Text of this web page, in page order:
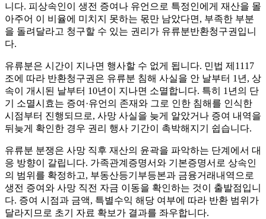
니다. 피상속인이 생전 증여나 유언으로 특정인에게 재산을 몰
아주어 이 비율에 미치지 못하는 몫만 남았다면, 부족한 부분
을 돌려달라고 청구할 수 있는 권리가 유류분반환청구권입니
다.
유류분은 시간이 지나면 행사할 수 없게 됩니다. 민법 제1117
조에 따라 반환청구권은 유류분 침해 사실을 안 날부터 1년, 상
속이 개시된 날부터 10년이 지나면 소멸합니다. 특히 1년의 단
기 소멸시효는 증여·유언의 존재와 그로 인한 침해를 인식한
시점부터 진행되므로, 사망 사실을 늦게 알았거나 증여 내역을
뒤늦게 확인한 경우 권리 행사 기간이 촉박해지기 쉽습니다.
유류분 분쟁은 사망 직후 재산의 윤곽을 파악하는 단계에서 대
응 방향이 갈립니다. 가족관계증명서와 기본증명서로 상속인
의 범위를 확정하고, 부동산등기부등본과 금융거래내역으로
생전 증여와 사망 직전 자금 이동을 확인하는 것이 출발점입니
다. 증여 시점과 금액, 특별수익 해당 여부에 따라 반환 범위가
달라지므로 초기 자료 확보가 결과를 좌우합니다.